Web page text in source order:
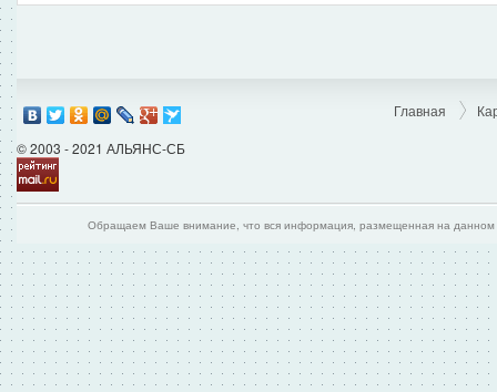
© 2003 - 2021 АЛЬЯНС-СБ
Главная
Обращаем Ваше внимание, что вся информация, размещенная на данном